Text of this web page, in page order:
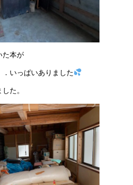
た本が
いっぱいありました
た。